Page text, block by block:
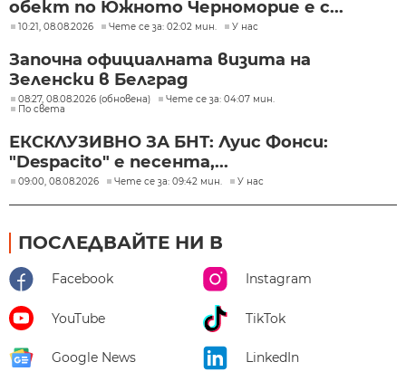
обект по Южното Черноморие е с...
10:21, 08.08.2026 Чете се за: 02:02 мин. У нас
Започна официалната визита на
Зеленски в Белград
08:27, 08.08.2026 (обновена)
Чете се за: 04:07 мин.
По света
ЕКСКЛУЗИВНО ЗА БНТ: Луис Фонси:
"Despacito" е песента,...
09:00, 08.08.2026 Чете се за: 09:42 мин. У нас
ПОСЛЕДВАЙТЕ НИ В
Facebook Instagram
YouTube TikTok
Google News LinkedIn